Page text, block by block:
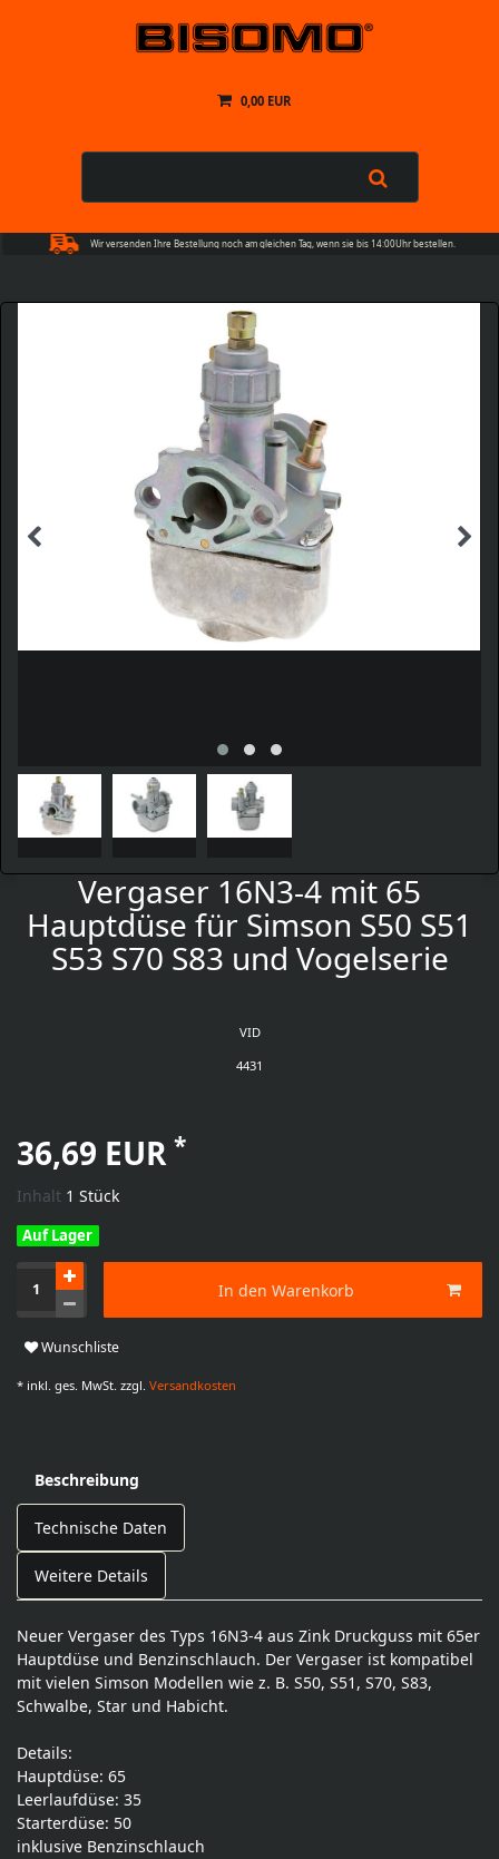
0,00 EUR
Wir versenden Ihre Bestellung noch am gleichen Tag, wenn sie bis 14:00Uhr bestellen.
Vergaser 16N3-4 mit 65
Hauptdüse für Simson S50 S51
S53 S70 S83 und Vogelserie
VID
4431
36,69 EUR *
Inhalt 1 Stück
Auf Lager
In den Warenkorb
Wunschliste
* inkl. ges. MwSt. zzgl. Versandkosten
Beschreibung
Technische Daten
Weitere Details
Neuer Vergaser des Typs 16N3-4 aus Zink Druckguss mit 65er
Hauptdüse und Benzinschlauch. Der Vergaser ist kompatibel
mit vielen Simson Modellen wie z. B. S50, S51, S70, S83,
Schwalbe, Star und Habicht.
Details:
Hauptdüse: 65
Leerlaufdüse: 35
Starterdüse: 50
inklusive Benzinschlauch